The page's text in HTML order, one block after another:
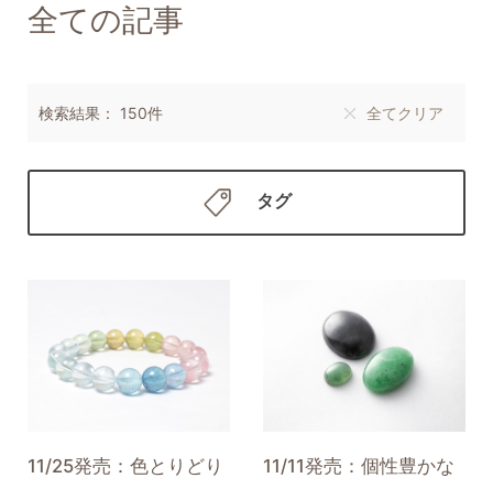
全ての記事
検索結果： 150件 全てクリア
タグ
11/25発売：色とりどり
11/11発売：個性豊かな